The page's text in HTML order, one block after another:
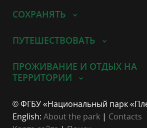
СОХРАНЯТЬ
ПУТЕШЕСТВОВАТЬ
ПРОЖИВАНИЕ И ОТДЫХ НА
ТЕРРИТОРИИ
© ФГБУ «Национальный парк
English: About the park | Contacts